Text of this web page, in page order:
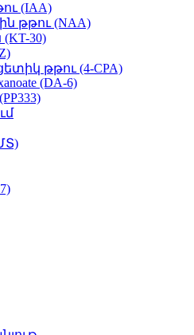
(IAA)
թթու (NAA)
30)
թթու (4-CPA)
(DA-6)